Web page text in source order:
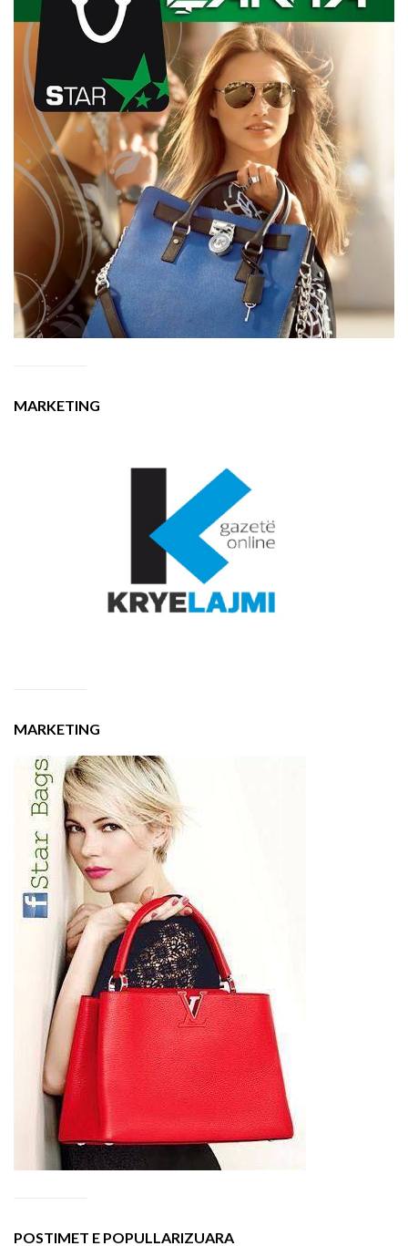
MARKETING
MARKETING
POSTIMET E POPULLARIZUARA